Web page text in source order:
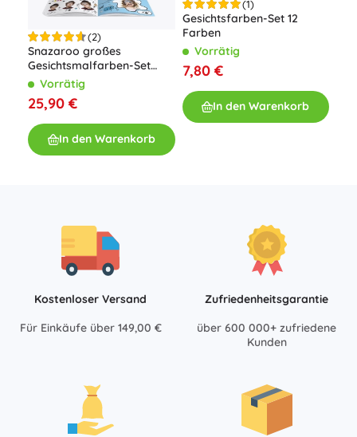
(2)
Snazaroo großes
Gesichtsmalfarben-Set
Party Pack
Vorrätig
25,90 €
In den Warenkorb
(1)
Gesichtsfarben-Set 12
Farben
Vorrätig
7,80 €
In den Warenkorb
Kostenloser Versand
Für Einkäufe über 149,00 €
Zufriedenheitsgarantie
über 600 000+ zufriedene
Kunden